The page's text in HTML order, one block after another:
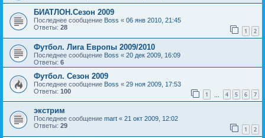
БИАТЛОН.Сезон 2009
Последнее сообщение Boss « 06 янв 2010, 21:45
Ответы: 28 1 2
Футбол. Лига Европы 2009/2010
Последнее сообщение Boss « 20 дек 2009, 16:09
Ответы: 6
Футбол. Сезон 2009
Последнее сообщение Boss « 29 ноя 2009, 17:53
Ответы: 100 1 4 5 6 7
экстрим
Последнее сообщение mart « 21 окт 2009, 12:02
Ответы: 29 1 2